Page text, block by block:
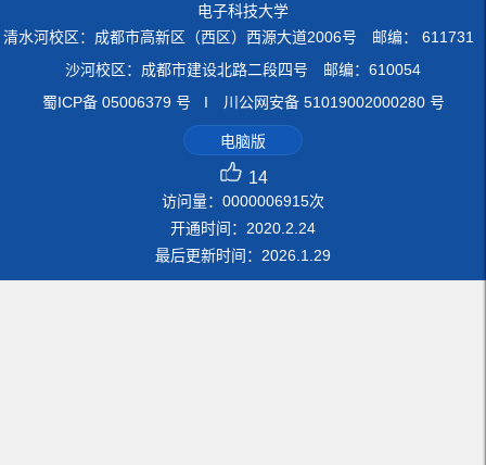
电子科技大学
清水河校区：成都市高新区（西区）西源大道2006号 邮编： 611731
沙河校区：成都市建设北路二段四号 邮编：610054
蜀ICP备 05006379 号 I 川公网安备 51019002000280 号
电脑版
14
访问量： 0000006915次
开通时间： 2020 2 24
最后更新时间： 2026 1 29